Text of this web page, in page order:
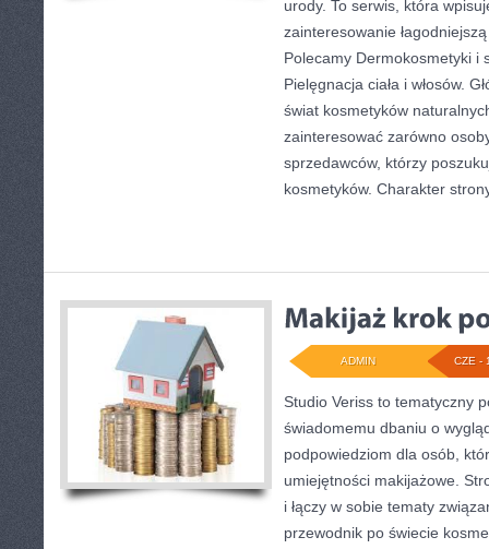
urody. To serwis, która
zainteresowanie
Polecamy Dermokosmetyki i
Pielęgnacja ciała i włosów.
świat kosmetyków
zainteresować zarówno
sprzedawców, którzy
kosmetyków. Charakter
CZE -
ADMIN
Studio Veriss to tematyczny
świadomemu dbaniu o
podpowiedziom dla osób,
umiejętności makijażowe.
i łączy w sobie tematy
przewodnik po świecie